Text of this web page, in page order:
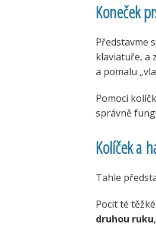
Koneček
Představme
klaviatuře, a
a pomalu
Pomocí
správně
Kolíček a
Tahle
Pocit té
druhou ruku